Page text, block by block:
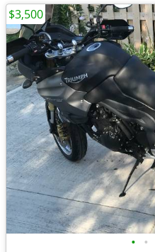
• •
$3,500